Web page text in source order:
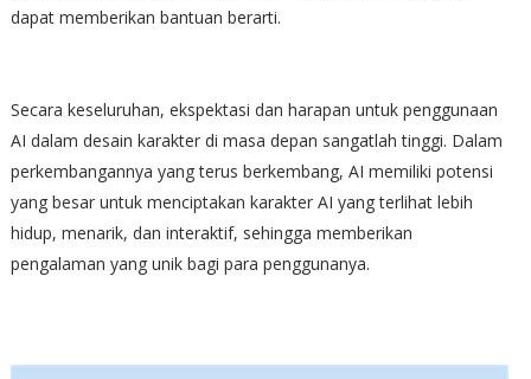
dapat memberikan bantuan berarti.
Secara keseluruhan, ekspektasi dan harapan untuk penggunaan
AI dalam desain karakter di masa depan sangatlah tinggi. Dalam
perkembangannya yang terus berkembang, AI memiliki potensi
yang besar untuk menciptakan karakter AI yang terlihat lebih
hidup, menarik, dan interaktif, sehingga memberikan
pengalaman yang unik bagi para penggunanya.